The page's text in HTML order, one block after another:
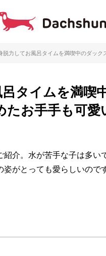
力してお風呂タイムを満喫中のダック
タイムを満喫
お手手も可愛
介。水が苦手な子は多い
がとっても愛らしいので